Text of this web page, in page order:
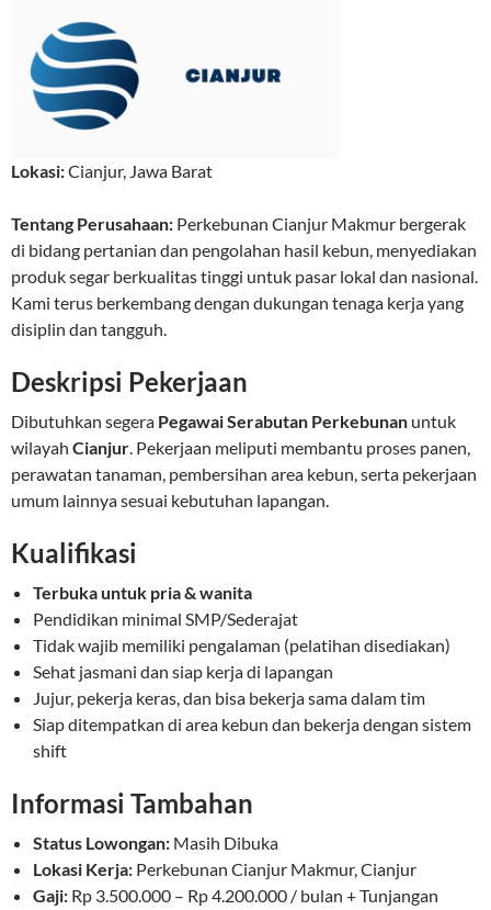
Lokasi:Cianjur, Jawa Barat
Tentang Perusahaan: Perkebunan Cianjur Makmur bergerak
di bidang pertanian dan pengolahan hasil kebun, menyediakan
produk segar berkualitas tinggi untuk pasar lokal dan nasional.
Kami terus berkembang dengan dukungan tenaga kerja yang
disiplin dan tangguh.
Deskripsi Pekerjaan
Dibutuhkan segera Pegawai Serabutan Perkebunan untuk
wilayah Cianjur. Pekerjaan meliputi membantu proses panen,
perawatan tanaman, pembersihan area kebun, serta pekerjaan
umum lainnya sesuai kebutuhan lapangan.
Kualifikasi
Terbuka untuk pria & wanita
Pendidikan minimal SMP/Sederajat
Tidak wajib memiliki pengalaman (pelatihan disediakan)
Sehat jasmani dan siap kerja di lapangan
Jujur, pekerja keras, dan bisa bekerja sama dalam tim
Siap ditempatkan di area kebun dan bekerja dengan sistem
shift
Informasi Tambahan
Status Lowongan: Masih Dibuka
Lokasi Kerja: Perkebunan Cianjur Makmur, Cianjur
Gaji: Rp 3.500.000 – Rp 4.200.000 / bulan + Tunjangan